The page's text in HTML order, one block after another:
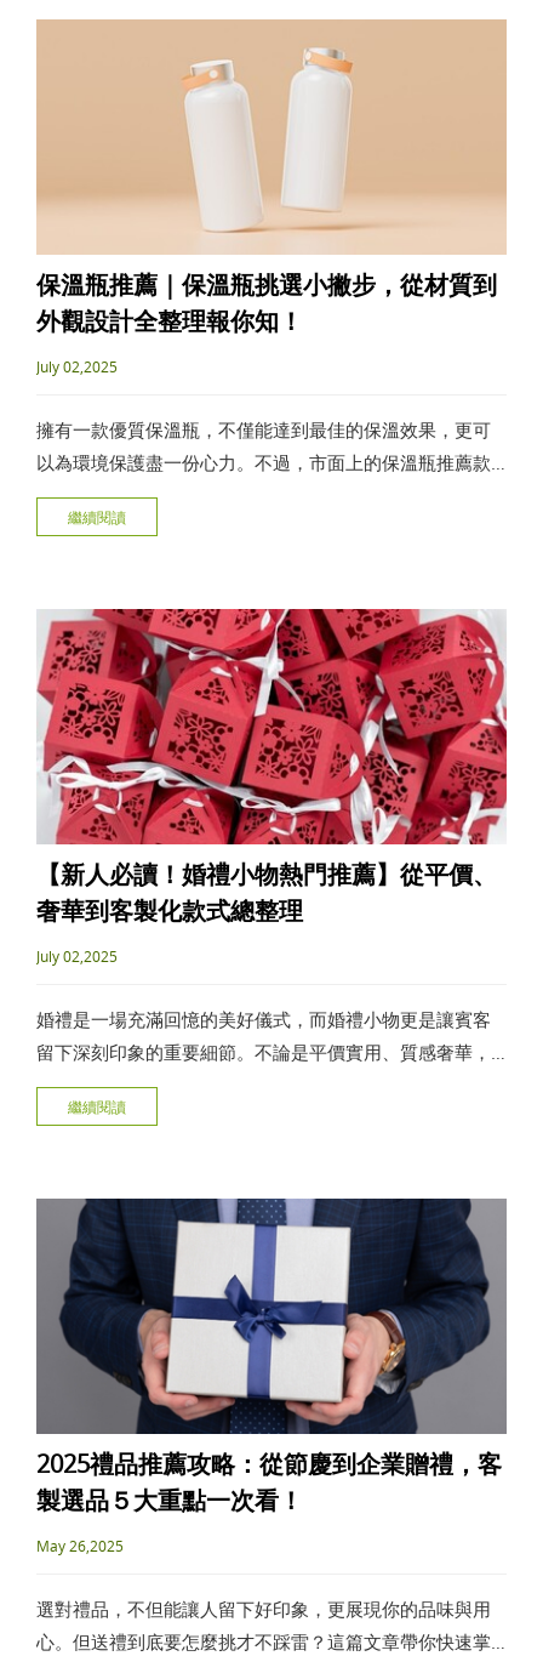
保溫瓶推薦｜保溫瓶挑選小撇步，從材質到
外觀設計全整理報你知！
July 02,2025
擁有一款優質保溫瓶，不僅能達到最佳的保溫效果，更可
以為環境保護盡一份心力。不過，市面上的保溫瓶推薦款
式琳瑯滿目，要怎麼挑選適合自己的保溫瓶呢？本文將從
挑選保溫瓶的關鍵要素談起，為您提供最實用、全面的保
繼續閱讀
【新人必讀！婚禮小物熱門推薦】從平價、
奢華到客製化款式總整理
July 02,2025
婚禮是一場充滿回憶的美好儀式，而婚禮小物更是讓賓客
留下深刻印象的重要細節。不論是平價實用、質感奢華，
還是專屬客製設計，選對婚禮小物能為整場婚禮增添幸福
氛圍，本文將帶你一次了解平價、奢華婚禮小物款式與選
繼續閱讀
2025禮品推薦攻略：從節慶到企業贈禮，客
製選品５大重點一次看！
May 26,2025
選對禮品，不但能讓人留下好印象，更展現你的品味與用
心。但送禮到底要怎麼挑才不踩雷？這篇文章帶你快速掌